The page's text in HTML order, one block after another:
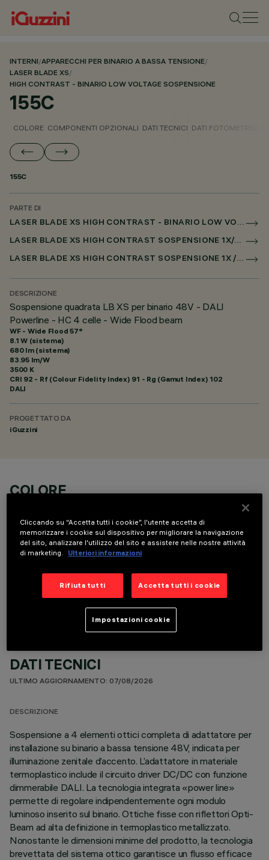
INTERNI/APPARECCHI PER BINARIO A BASSA TENSIONE/
LASER BLADE XS/
HIGH CONTRAST - BINARIO LOW VOLTAGE SOSPENSIONE
155C
COLORE COMPONENTI OPZIONALI DATI TECNICI DATI FOTOMETRICI
155C
PARTE DI
LASER BLADE XS HIGH CONTRAST - BINARIO LOW VOLTAGE SOSPENSIONE
LASER BLADE XS HIGH CONTRAST SOSPENSIONE 1X/4X/9X PER BINARIO LOW VOLTAGE DALI POWERLINE
LASER BLADE XS HIGH CONTRAST SOSPENSIONE 1X / 4X / 9X PER SUPERRAIL DALI POWERLINE
DESCRIZIONE
Sospensione quadrata LB XS per binario 48V - DALI
Powerline - HC 4 celle - Wide Flood beam
WF - Wide Flood 57°
8.1 W (sistema)
680 lm (sistema)
83.95 lm/W
3500 K
CRI 92 - Rf (Colour Fidelity Index) 91 - Rg (Gamut Index) 102
DALI
PROGETTATO DA
iGuzzini
COLORE
COMPONENTI OPZIONALI
DATI TECNICI
ULTIMO AGGIORNAMENTO: 07/08/2026
DESCRIZIONE
Sospensione a 4 elementi ottici completa di adattatore per
installazione su binario a bassa tensione 48V, indicata per
illuminazione zenitale d’accento. L’adattatore in materiale
termoplastico include il circuito driver DC/DC con funzione
dimmerabile DALI. La tecnologia integrata «power line»
permette di regolare indipendentemente ogni modulo
luminoso inserito sul binario. Ottiche fisse con riflettori Opti-
Beam ad alta definizione in termoplastico metallizzato.
Nonostante le dimensioni minime del prodotto, la tecnologia
brevettata del sistema ottico garantisce un flusso efficace
Cliccando su “Accetta tutti i cookie”, l'utente accetta di
memorizzare i cookie sul dispositivo per migliorare la navigazione
del sito, analizzare l'utilizzo del sito e assistere nelle nostre attività
di marketing.
Ulteriori informazioni
Rifiuta tutti Accetta tutti i cookie
Impostazioni cookie